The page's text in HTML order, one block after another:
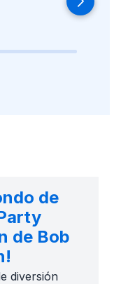
de
de Bob
diversión